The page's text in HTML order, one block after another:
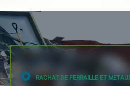
RACHAT DE FERRAILLE ET